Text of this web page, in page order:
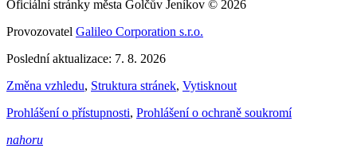
Oficiální stránky města Golčův Jeníkov © 2026
Provozovatel Galileo Corporation s.r.o.
Poslední aktualizace: 7. 8. 2026
Změna vzhledu, Struktura stránek, Vytisknout
Prohlášení o přístupnosti, Prohlášení o ochraně soukromí
nahoru